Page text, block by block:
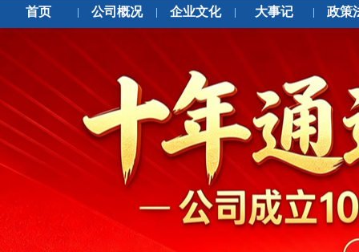
首页 | 公司概况 | 企业文化 | 大事记 | 政策